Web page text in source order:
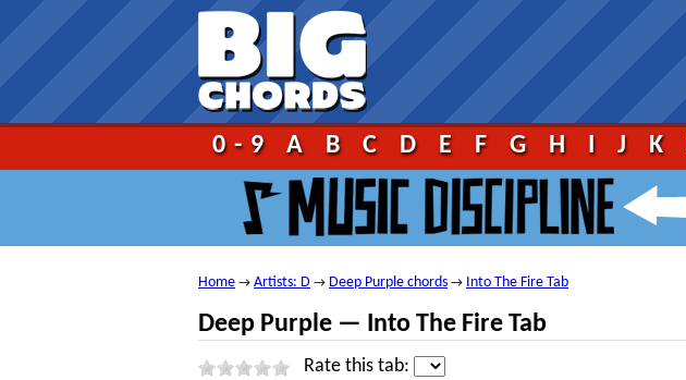
0-9 A B C D E F G H I J K
Home → Artists: D → Deep Purple chords → Into The Fire Tab
Deep Purple — Into The Fire Tab
Rate this tab: